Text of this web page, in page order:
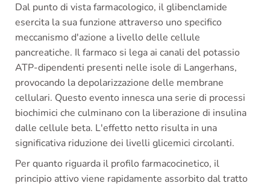
Dal punto di vista farmacologico, il glibenclamide
esercita la sua funzione attraverso uno specifico
meccanismo d'azione a livello delle cellule
pancreatiche. Il farmaco si lega ai canali del potassio
ATP-dipendenti presenti nelle isole di Langerhans,
provocando la depolarizzazione delle membrane
cellulari. Questo evento innesca una serie di processi
biochimici che culminano con la liberazione di insulina
dalle cellule beta. L'effetto netto risulta in una
significativa riduzione dei livelli glicemici circolanti.
Per quanto riguarda il profilo farmacocinetico, il
principio attivo viene rapidamente assorbito dal tratto